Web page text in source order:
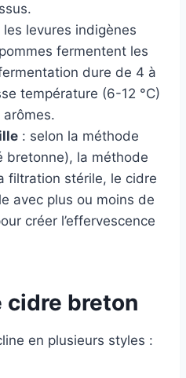
les levures indigènes
fermentent les
dure de 4 à
température (6-12 °C)
: selon la méthode
bretonne), la méthode
filtration stérile, le cidre
avec plus ou moins de
créer l’effervescence
cidre breton
en plusieurs styles :